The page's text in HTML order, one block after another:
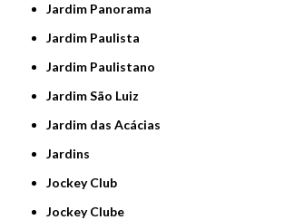
Jardim Panorama
Jardim Paulista
Jardim Paulistano
Jardim São Luiz
Jardim das Acácias
Jardins
Jockey Club
Jockey Clube